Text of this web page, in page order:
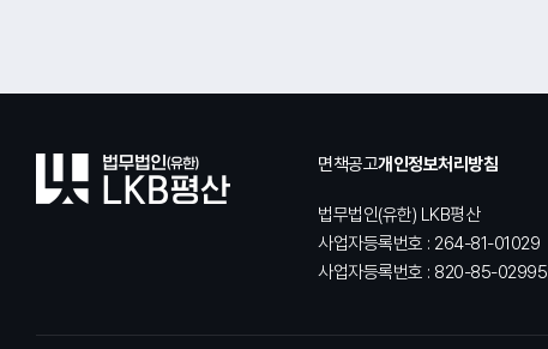
면책공고개인정보처리방침
법무법인(유한) LKB평산
사업자등록번호 : 264-81-01029
사업자등록번호 : 820-85-02995